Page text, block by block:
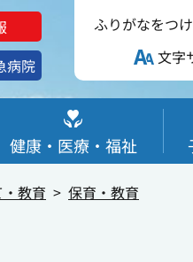
病院
ふりがなをつ
文字
健康・医療・福祉
教育 保育・教育